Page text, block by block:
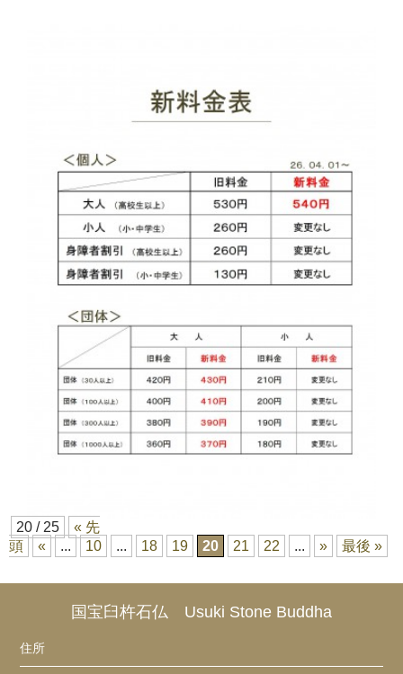
20 / 25
« 先
頭
« ... 10 ... 18 19 20 21 22 ... » 最後 »
国宝臼杵石仏 Usuki Stone Buddha
住所